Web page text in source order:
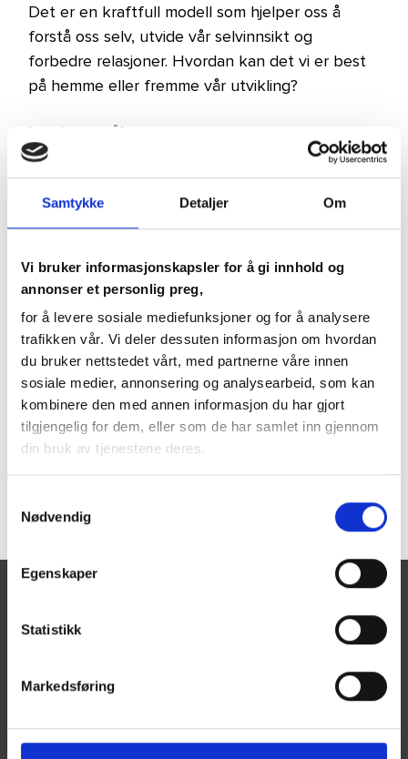
Samtykke Detaljer Om
Vi bruker informasjonskapsler for å gi innhold og
annonser et personlig preg,
for å levere sosiale mediefunksjoner og for å analysere
trafikken vår. Vi deler dessuten informasjon om hvordan
du bruker nettstedet vårt, med partnerne våre innen
sosiale medier, annonsering og analysearbeid, som kan
kombinere den med annen informasjon du har gjort
tilgjengelig for dem, eller som de har samlet inn gjennom
din bruk av tjenestene deres.
Nødvendig
Egenskaper
Statistikk
Markedsføring
Det er en kraftfull modell som hjelper oss å
forstå oss selv, utvide vår selvinnsikt og
forbedre relasjoner. Hvordan kan det vi er best
på hemme eller fremme vår utvikling?​
Læringsmål:​
Hvordan du kan bruke Talent-overslag-
modellen for å utvikle egne og andres
styrker​
Få vite mer om hvordan dere kan benytte
hverandres styrker i team-sammenheng​
Målgruppe:
Ledere
Medarbeidere
Kontakt oss for mer informasjon